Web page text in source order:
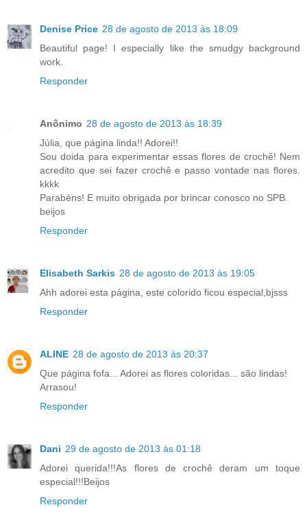
Denise Price 28 de agosto de 2013 às 18:09
Beautiful page! I especially like the smudgy background
work.
Responder
Anônimo 28 de agosto de 2013 às 18:39
Júlia, que página linda!! Adorei!!
Sou doida para experimentar essas flores de crochê! Nem
acredito que sei fazer crochê e passo vontade nas flores.
kkkk
Parabéns! E muito obrigada por brincar conosco no SPB.
beijos
Responder
Elisabeth Sarkis 28 de agosto de 2013 às 19:05
Ahh adorei esta página, este colorido ficou especial,bjsss
Responder
ALINE 28 de agosto de 2013 às 20:37
Que página fofa... Adorei as flores coloridas... são lindas!
Arrasou!
Responder
Dani 29 de agosto de 2013 às 01:18
Adorei querida!!!As flores de crochê deram um toque
especial!!!Beijos
Responder